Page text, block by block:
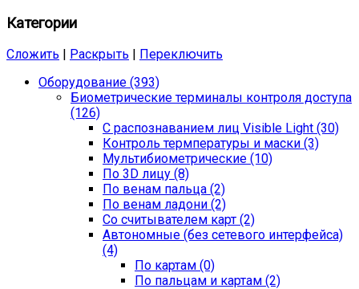
Категории
Сложить Раскрыть
Переключить
Оборудование (393)
Биометрические терминалы контроля доступа
(126)
С распознаванием лиц Visible Light (30)
Контроль термпературы и маски (3)
Мультибиометрические (10)
По 3D лицу (8)
По венам пальца (2)
По венам ладони (2)
Со считывателем карт (2)
Автономные (без сетевого интерфейса)
(4)
По картам (0)
По пальцам и картам (2)